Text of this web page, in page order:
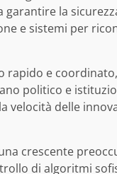
garantire la
e sistemi per
e
politico e
velocità delle
crescente
di algoritmi